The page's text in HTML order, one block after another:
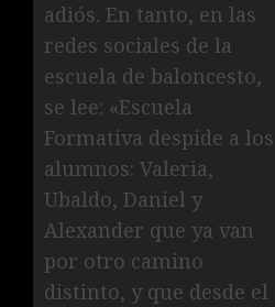
adiós. En tanto, en las
redes sociales de la
escuela de baloncesto,
se lee: «Escuela
Formativa despide a los
alumnos: Valeria,
Ubaldo, Daniel y
Alexander que ya van
por otro camino
distinto, y que desde el